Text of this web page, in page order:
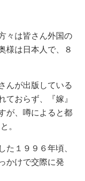
々は皆さん外国の
様は日本人で、８
んが出版している
ておらず、『嫁』
が、噂によると都
。
た１９９６年頃、
かけで交際に発